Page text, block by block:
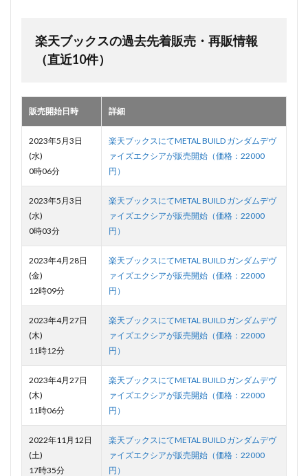
楽天ブックスの過去先着販売・再販情報
（直近10件）
販売開始日時 詳細
2023年5月3日
(水)
0時06分
楽天ブックスにてMETAL BUILD ガンダムデヴ
ァイズエクシアが販売開始（価格：22000
円）
2023年5月3日
(水)
0時03分
楽天ブックスにてMETAL BUILD ガンダムデヴ
ァイズエクシアが販売開始（価格：22000
円）
2023年4月28日
(金)
12時09分
楽天ブックスにてMETAL BUILD ガンダムデヴ
ァイズエクシアが販売開始（価格：22000
円）
2023年4月27日
(木)
11時12分
楽天ブックスにてMETAL BUILD ガンダムデヴ
ァイズエクシアが販売開始（価格：22000
円）
2023年4月27日
(木)
11時06分
楽天ブックスにてMETAL BUILD ガンダムデヴ
ァイズエクシアが販売開始（価格：22000
円）
2022年11月12日
(土)
17時35分
楽天ブックスにてMETAL BUILD ガンダムデヴ
ァイズエクシアが販売開始（価格：22000
円）